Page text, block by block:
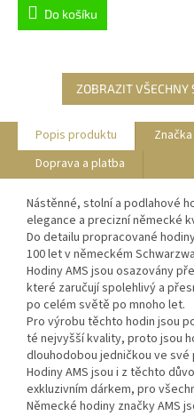
Do košíku
ZOBRAZIT VŠECHNY
Popis produktu Značka
Doprava a platba
Nástěnné, stolní a podlahové
elegance a precizní německé
Do detailu propracované
100 let v německém
Hodiny AMS jsou osazovány
které zaručují spolehlivý a
po celém světě po mnoho let.
Pro výrobu těchto hodin jsou
té nejvyšší kvality, proto jsou
dlouhodobou jedničkou ve
Hodiny AMS jsou i z těchto
exkluzivním dárkem, pro
Německé hodiny značky AMS